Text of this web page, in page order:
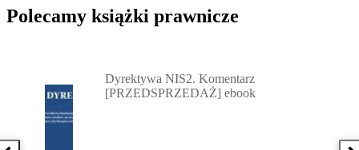
Polecamy książki prawnicze
Dyrektywa NIS2. Komentarz
[PRZEDSPRZEDAŻ] ebook